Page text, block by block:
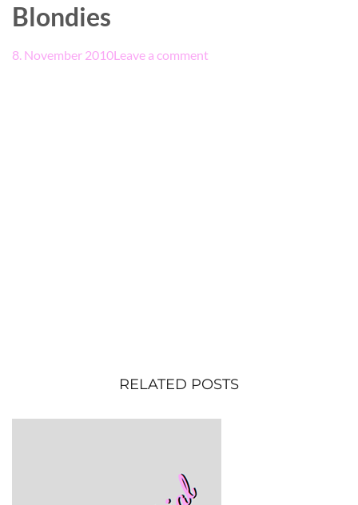
Blondies
8. November 2010Leave a comment
RELATED POSTS